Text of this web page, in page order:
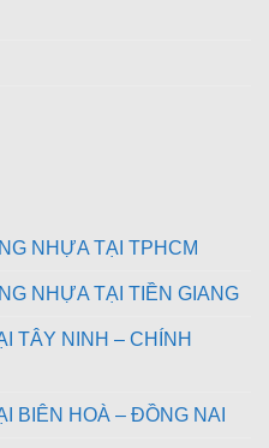
NHỰA TẠI TPHCM
NHỰA TẠI TIỀN GIANG
TÂY NINH – CHÍNH
BIÊN HOÀ – ĐỒNG NAI